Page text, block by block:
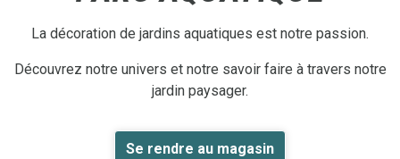
La décoration de jardins aquatiques est notre passion.
Découvrez notre univers et notre savoir faire à travers notre
jardin paysager.
Se rendre au magasin